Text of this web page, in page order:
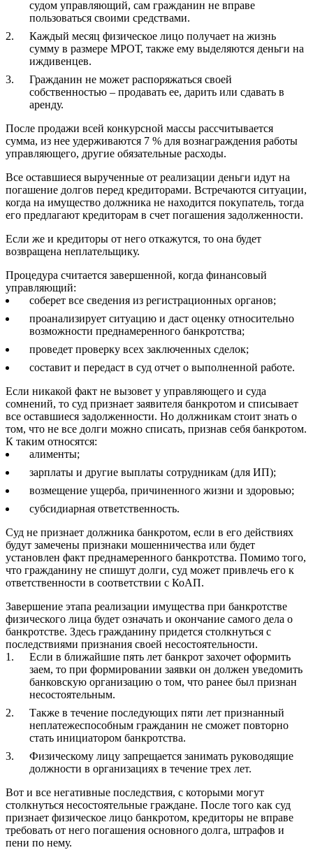
судом управляющий, сам гражданин не вправе
пользоваться своими средствами.
Каждый месяц физическое лицо получает на жизнь
сумму в размере МРОТ, также ему выделяются деньги на
иждивенцев.
Гражданин не может распоряжаться своей
собственностью – продавать ее, дарить или сдавать в
аренду.
После продажи всей конкурсной массы рассчитывается
сумма, из нее удерживаются 7 % для вознаграждения работы
управляющего, другие обязательные расходы.
Все оставшиеся вырученные от реализации деньги идут на
погашение долгов перед кредиторами. Встречаются ситуации,
когда на имущество должника не находится покупатель, тогда
его предлагают кредиторам в счет погашения задолженности.
Если же и кредиторы от него откажутся, то она будет
возвращена неплательщику.
Процедура считается завершенной, когда финансовый
управляющий:
соберет все сведения из регистрационных органов;
проанализирует ситуацию и даст оценку относительно
возможности преднамеренного банкротства;
проведет проверку всех заключенных сделок;
составит и передаст в суд отчет о выполненной работе.
Если никакой факт не вызовет у управляющего и суда
сомнений, то суд признает заявителя банкротом и списывает
все оставшиеся задолженности. Но должникам стоит знать о
том, что не все долги можно списать, признав себя банкротом.
К таким относятся:
алименты;
зарплаты и другие выплаты сотрудникам (для ИП);
возмещение ущерба, причиненного жизни и здоровью;
субсидиарная ответственность.
Суд не признает должника банкротом, если в его действиях
будут замечены признаки мошенничества или будет
установлен факт преднамеренного банкротства. Помимо того,
что гражданину не спишут долги, суд может привлечь его к
ответственности в соответствии с КоАП.
Завершение этапа реализации имущества при банкротстве
физического лица будет означать и окончание самого дела о
банкротстве. Здесь гражданину придется столкнуться с
последствиями признания своей несостоятельности.
Если в ближайшие пять лет банкрот захочет оформить
заем, то при формировании заявки он должен уведомить
банковскую организацию о том, что ранее был признан
несостоятельным.
Также в течение последующих пяти лет признанный
неплатежеспособным гражданин не сможет повторно
стать инициатором банкротства.
Физическому лицу запрещается занимать руководящие
должности в организациях в течение трех лет.
Вот и все негативные последствия, с которыми могут
столкнуться несостоятельные граждане. После того как суд
признает физическое лицо банкротом, кредиторы не вправе
требовать от него погашения основного долга, штрафов и
пени по нему.